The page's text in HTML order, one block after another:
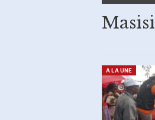
Masisi
A LA UNE